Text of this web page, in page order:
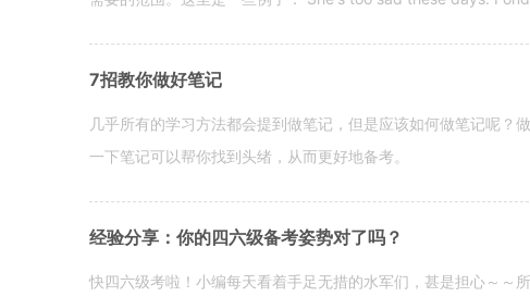
7招教你做好笔记
几乎所有的学习方法都会提到做笔记，但是应该如何做笔记呢
一下笔记可以帮你找到头绪，从而更好地备考。
经验分享：你的四六级备考姿势对了吗？
快四六级考啦！小编每天看着手足无措的水军们，甚是担心～～